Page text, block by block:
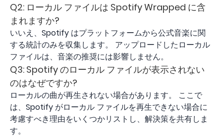
Q2: ローカル ファイルは Spotify Wrapped に含
まれますか?
いいえ、Spotify はプラットフォームから公式音楽に関
する統計のみを収集します。 アップロードしたローカル
ファイルは、音楽の推奨には影響しません。
Q3: Spotify のローカル ファイルが表示されない
のはなぜですか?
ローカルの曲が再生されない場合があります。 ここで
は、Spotify がローカル ファイルを再生できない場合に
考慮すべき理由をいくつかリストし、解決策を共有しま
す。